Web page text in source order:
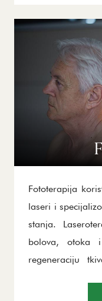
povreda i
prirodnog
jedinstvenom i
regenerativne i
je ključni deo
Fototerapija
laseri i
stanja.
bolova, otoka
regeneraciju
sportskih